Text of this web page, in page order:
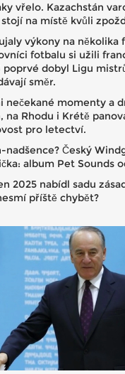
vřelo. Kazachstán
stojí na místě kvůli
výkony na několika
fotbalu si užili
poprvé dobyl Ligu
směr.
nečekané momenty a
na Rhodu i Krétě
pro letectví.
nadšence? Český
album Pet Sounds
2025 nabídl sadu
příště chybět?